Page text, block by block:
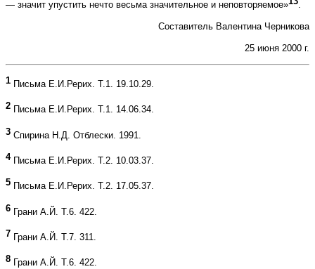
— значит упустить нечто весьма значительное и неповторяемое»
.
Составитель Валентина Черникова
25 июня 2000 г.
1 Письма Е.И.Рерих. Т.1. 19.10.29.
2 Письма Е.И.Рерих. Т.1. 14.06.34.
3 Спирина Н.Д. Отблески. 1991.
4 Письма Е.И.Рерих. Т.2. 10.03.37.
5 Письма Е.И.Рерих. Т.2. 17.05.37.
6 Грани А.Й. Т.6. 422.
7 Грани А.Й. Т.7. 311.
8 Грани А.Й. Т.6. 422.